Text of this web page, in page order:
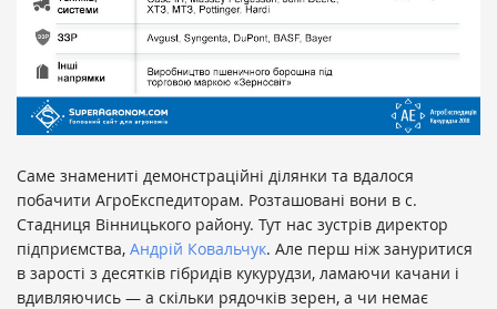
Саме знамениті демонстраційні ділянки та вдалося
побачити АгроЕкспедиторам. Розташовані вони в с.
Стадниця Вінницького району. Тут нас зустрів директор
підприємства, Андрій Ковальчук. Але перш ніж зануритися
в зарості з десятків гібридів кукурудзи, ламаючи качани і
вдивляючись — а скільки рядочків зерен, а чи немає